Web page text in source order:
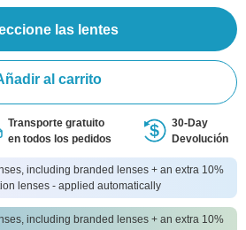
las lentes
al carrito
Transporte gratuito
en todos los pedidos
30-Day
Devolución
including branded lenses + an extra 10%
lenses - applied automatically
including branded lenses + an extra 10%